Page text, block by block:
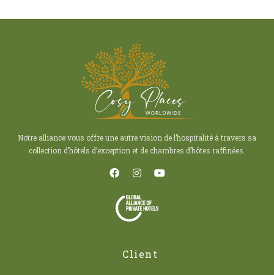
Notre alliance vous offre une autre vision de l’hospitalité à travers sa
collection d’hôtels d’exception et de chambres d’hôtes raffinées.
Client